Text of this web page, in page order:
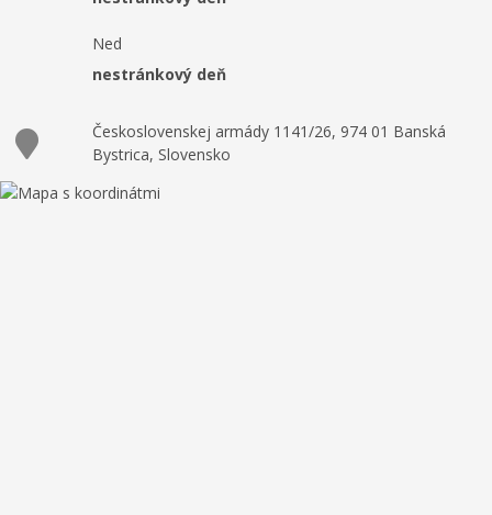
Ned
nestránkový deň
Československej armády 1141/26, 974 01 Banská
Bystrica, Slovensko